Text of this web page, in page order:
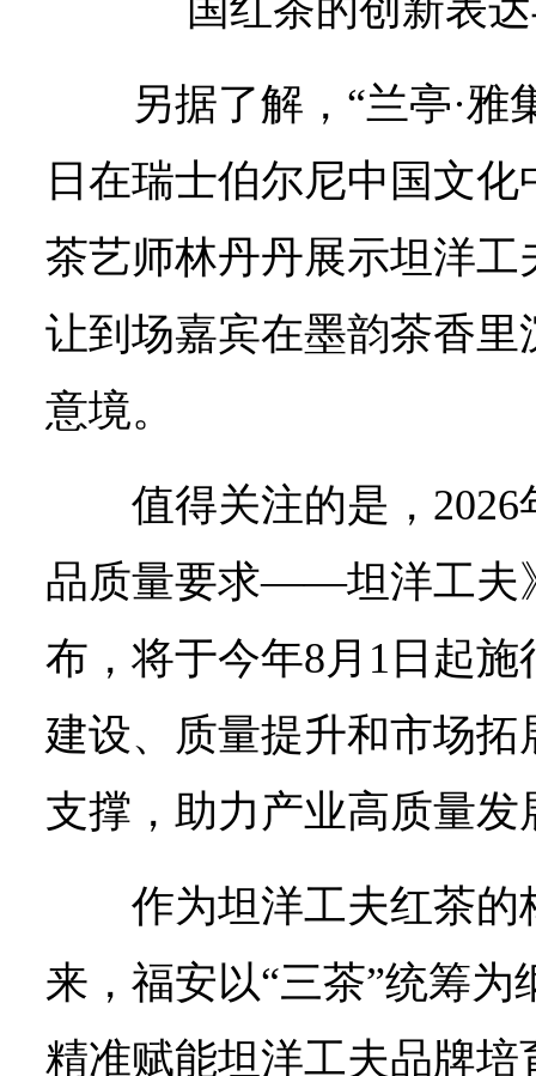
另据了解，“兰亭·雅
日在瑞士伯尔尼中国文
茶艺师林丹丹展示坦洋
让到场嘉宾在墨韵茶香
意境。
值得关注的是，
品质量要求——坦洋工夫
布，将于今年8月1日起
建设、质量提升和市场
支撑，助力产业高质量发
作为坦洋工夫红茶
来，福安以“三茶”统筹
精准赋能坦洋工夫品牌